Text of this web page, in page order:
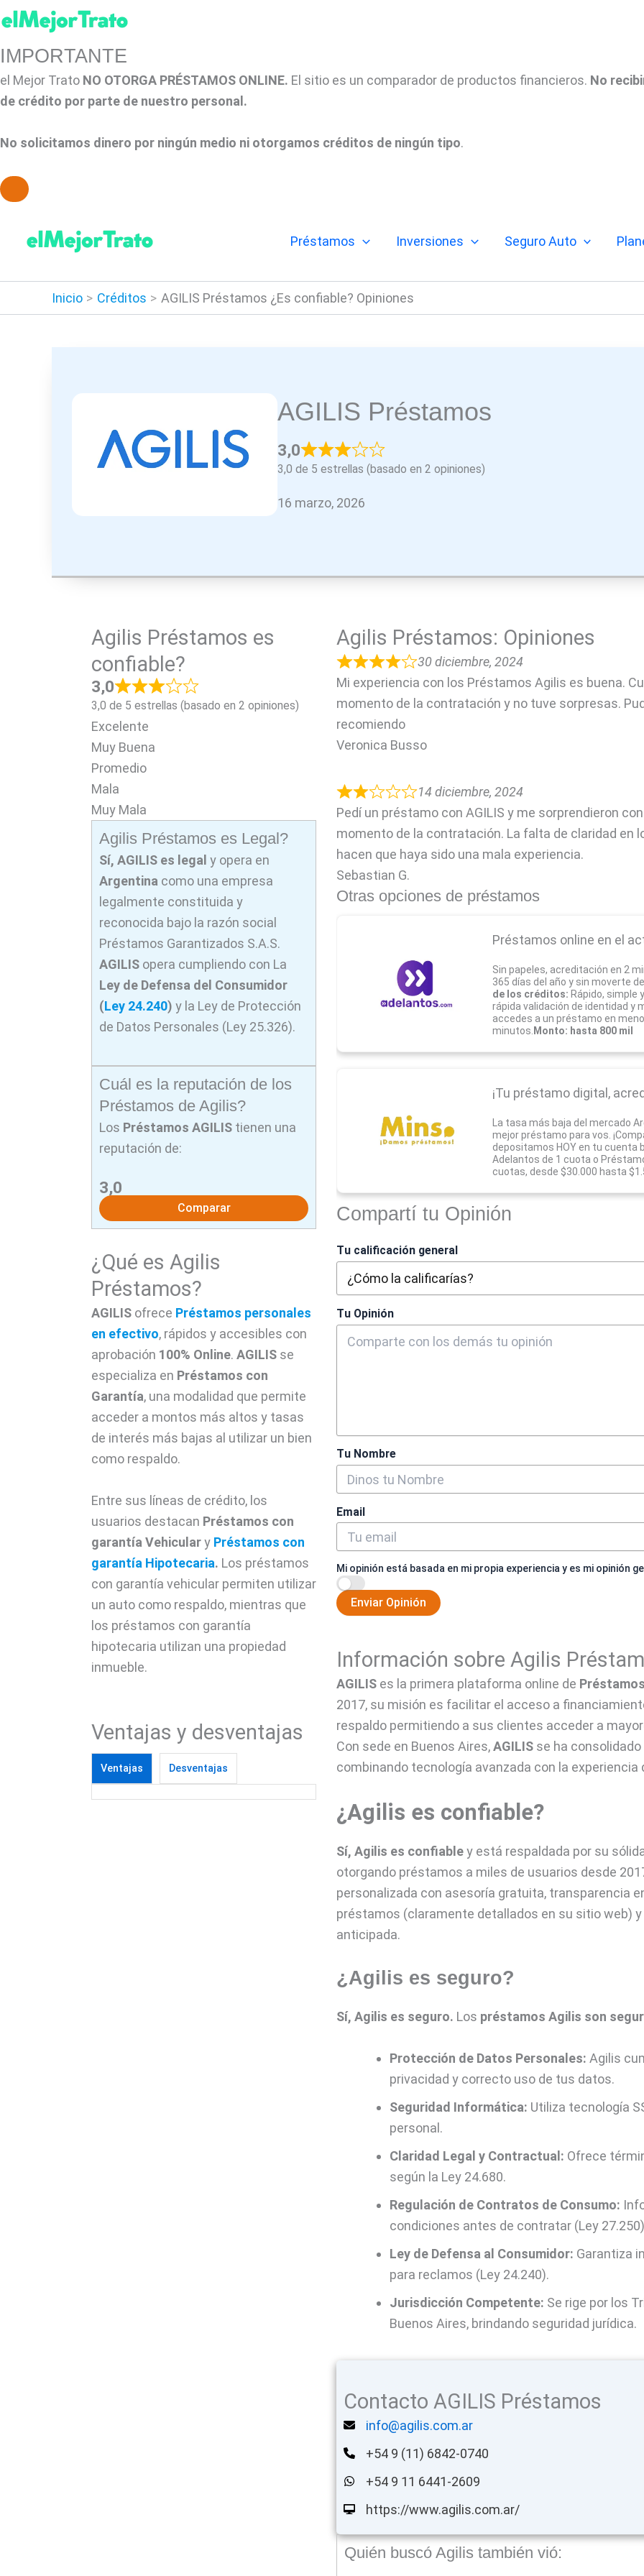
IMPORTANTE
el Mejor Trato NO OTORGA PRÉSTAMOS ONLINE. El sitio es un comparador de productos financieros. No
de crédito por parte de nuestro personal.
No solicitamos dinero por ningún medio ni otorgamos créditos de ningún tipo.
contenido
Préstamos Inversiones Seguro Auto
Inicio Créditos AGILIS Préstamos ¿Es confiable? Opiniones
AGILIS Préstamos
3,0
3,0 de 5 estrellas (basado en 2 opiniones)
16 marzo, 2026
Agilis Préstamos es
confiable?
3,0
3,0 de 5 estrellas (basado en 2 opiniones)
Excelente
Muy Buena
Promedio
Mala
Muy Mala
Agilis Préstamos es Legal?
Sí, AGILIS es legal y opera en
Argentina como una empresa
legalmente constituida y
reconocida bajo la razón social
Préstamos Garantizados S.A.S.
AGILIS opera cumpliendo con La
Ley de Defensa del Consumidor
(Ley 24.240) y la Ley de Protección
de Datos Personales (Ley 25.326).
Cuál es la reputación de los
Préstamos de Agilis?
Los Préstamos AGILIS tienen una
reputación de:
3,0
Comparar
¿Qué es Agilis
Préstamos?
AGILIS ofrece Préstamos personales
en efectivo, rápidos y accesibles con
aprobación 100% Online. AGILIS se
especializa en Préstamos con
Garantía, una modalidad que permite
acceder a montos más altos y tasas
de interés más bajas al utilizar un bien
como respaldo.
Entre sus líneas de crédito, los
usuarios destacan Préstamos con
garantía Vehiculary Préstamos con
garantía Hipotecaria. Los préstamos
con garantía vehicular permiten utilizar
un auto como respaldo, mientras que
los préstamos con garantía
hipotecaria utilizan una propiedad
inmueble.
Ventajas y desventajas
Ventajas Desventajas
Agilis Préstamos: Opiniones
30 diciembre, 2024
Mi experiencia con los Préstamos Agilis es buena.
momento de la contratación y no tuve sorpresas.
recomiendo
Veronica Busso
14 diciembre, 2024
Pedí un préstamo con AGILIS y me sorprendieron
momento de la contratación. La falta de claridad en
hacen que haya sido una mala experiencia.
Sebastian G.
Otras opciones de préstamos
Préstamos online en el
Sin papeles, acreditación en 2
365 días del año y sin moverte
de los créditos: Rápido, simple
rápida validación de identidad y
accedes a un préstamo en
minutos. Monto: hasta 800 mil
¡Tu préstamo digital,
La tasa más baja del mercado
mejor préstamo para vos.
depositamos HOY en tu cuenta
Adelantos de 1 cuota o
cuotas, desde $30.000 hasta
Compartí tu Opinión
Tu calificación general
Tu Opinión
Tu Nombre
Email
Mi opinión está basada en mi propia experiencia y es mi opinión
Enviar Opinión
Información sobre Agilis
AGILIS es la primera plataforma online de
2017, su misión es facilitar el acceso a
respaldo permitiendo a sus clientes acceder a
Con sede en Buenos Aires,AGILIS se ha
combinando tecnología avanzada con la experiencia
¿Agilis es confiable?
Sí, Agilis es confiabley está respaldada por su
otorgando préstamos a miles de usuarios desde
personalizada con asesoría gratuita, transparencia
préstamos (claramente detallados en su sitio web)
anticipada.
¿Agilis es seguro?
Sí, Agilis es seguro. Los préstamos Agilis son
Protección de Datos Personales: Agilis
privacidad y correcto uso de tus datos.
Seguridad Informática: Utiliza tecnología
personal.
Claridad Legal y Contractual: Ofrece
según la Ley 24.680.
Regulación de Contratos de Consumo:
condiciones antes de contratar (Ley
Ley de Defensa al Consumidor: Garantiza
para reclamos (Ley 24.240).
Jurisdicción Competente: Se rige por los
Buenos Aires, brindando seguridad jurídica.
Contacto AGILIS Préstamos
info@agilis.com.ar
+54 9 (11) 6842-0740
+54 9 11 6441-2609
https://www.agilis.com.ar/
Quién buscó Agilis también vió: